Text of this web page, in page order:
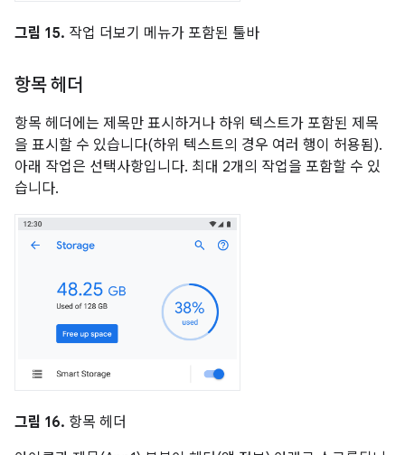
그림 15. 작업 더보기 메뉴가 포함된 툴바
항목 헤더
항목 헤더에는 제목만 표시하거나 하위 텍스트가 포함된 제목
을 표시할 수 있습니다(하위 텍스트의 경우 여러 행이 허용됨).
아래 작업은 선택사항입니다. 최대 2개의 작업을 포함할 수 있
습니다.
그림 16. 항목 헤더